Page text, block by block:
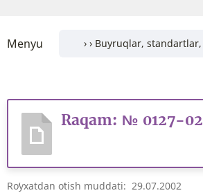
Menyu
Raqam: № 0127-02
Roʻyxatdan oʻtish muddati: 29.07.2002